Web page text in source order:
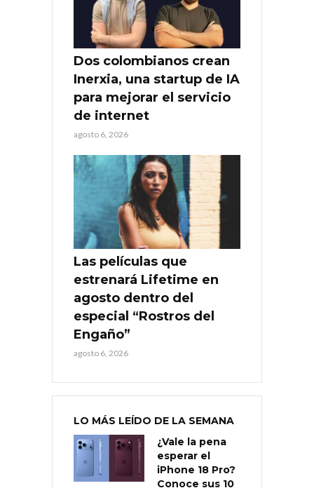
Dos colombianos crean
Inerxia, una startup de IA
para mejorar el servicio
de internet
agosto 6, 2026
Las películas que
estrenará Lifetime en
agosto dentro del
especial “Rostros del
Engaño”
agosto 6, 2026
LO MÁS LEÍDO DE LA SEMANA
¿Vale la pena
esperar el
iPhone 18 Pro?
Conoce sus 10